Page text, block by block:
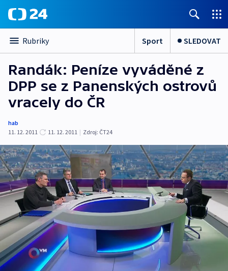
Rubriky Sport SLEDOVAT
Randák: Peníze vyváděné z
DPP se z Panenských ostrovů
vracely do ČR
hab
11. 12. 2011
11. 12. 2011 | Zdroj: ČT24